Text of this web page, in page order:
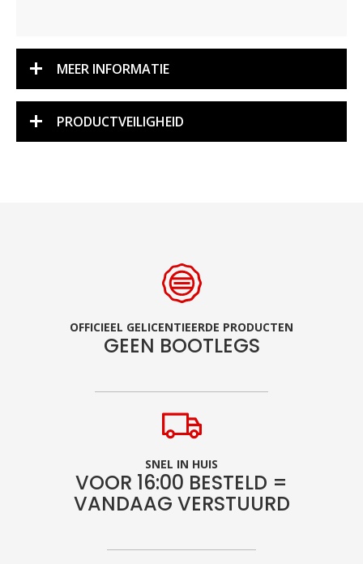
MEER INFORMATIE
PRODUCTVEILIGHEID
OFFICIEEL GELICENTIEERDE PRODUCTEN
GEEN BOOTLEGS
SNEL IN HUIS
VOOR 16:00 BESTELD =
VANDAAG VERSTUURD